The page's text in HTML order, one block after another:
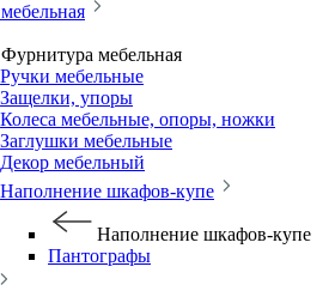
Фурнитура мебельная
Ручки мебельные
Защелки, упоры
Колеса мебельные, опоры, ножки
Заглушки мебельные
Декор мебельный
Наполнение шкафов-купе
Наполнение шкафов-купе
Пантографы